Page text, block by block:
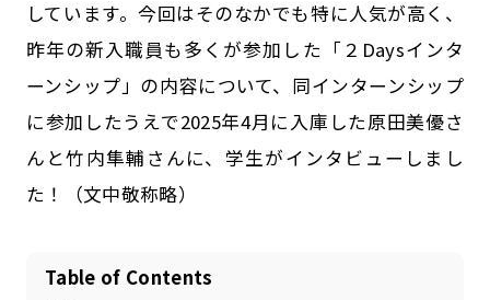
しています。今回はそのなかでも特に人気が高く、
昨年の新入職員も多くが参加した「２Daysインタ
ーンシップ」の内容について、同インターンシップ
に参加したうえで2025年4月に入庫した原田美優さ
んと竹内隼輔さんに、学生がインタビューしまし
た！（文中敬称略）
Table of Contents